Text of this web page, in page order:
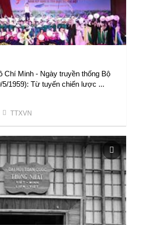
Chí Minh - Ngày truyền thống Bộ
1959): Từ tuyến chiến lược ...
TTXVN